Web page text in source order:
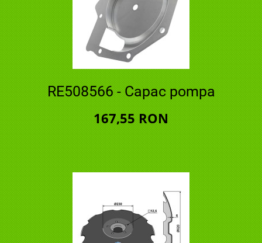
RE508566 - Capac pompa
167,55 RON